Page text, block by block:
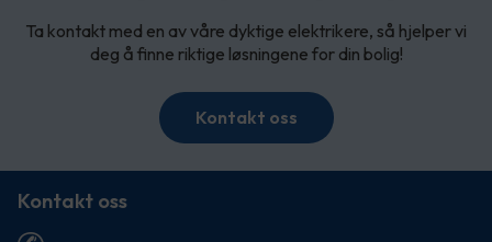
Ta kontakt med en av våre dyktige elektrikere, så hjelper vi
deg å finne riktige løsningene for din bolig!
Kontakt oss
Kontakt oss